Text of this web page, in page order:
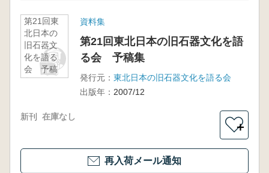
第21回東
北日本の
旧石器文
化を語る
会 予稿
集
資料集
第21回東北日本の旧石器文化を語
る会 予稿集
発行元： 東北日本の旧石器文化を語る会
出版年： 2007/12
新刊 在庫なし
＋
再入荷メール通知